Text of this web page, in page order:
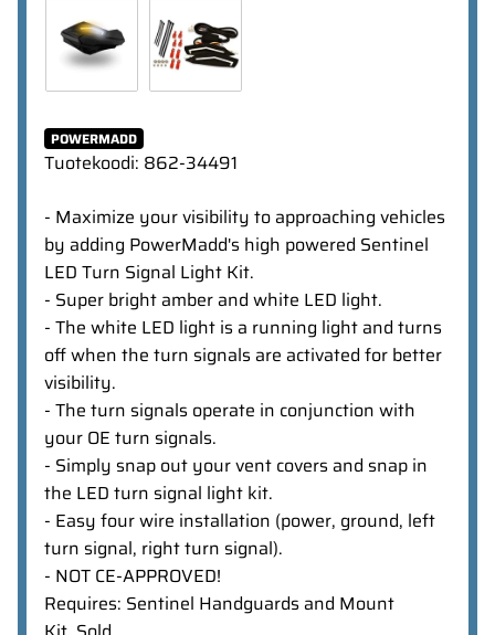
POWERMADD
Tuotekoodi: 862-34491
- Maximize your visibility to approaching vehicles
by adding PowerMadd's high powered Sentinel
LED Turn Signal Light Kit.
- Super bright amber and white LED light.
- The white LED light is a running light and turns
off when the turn signals are activated for better
visibility.
- The turn signals operate in conjunction with
your OE turn signals.
- Simply snap out your vent covers and snap in
the LED turn signal light kit.
- Easy four wire installation (power, ground, left
turn signal, right turn signal).
- NOT CE-APPROVED!
Requires: Sentinel Handguards and Mount